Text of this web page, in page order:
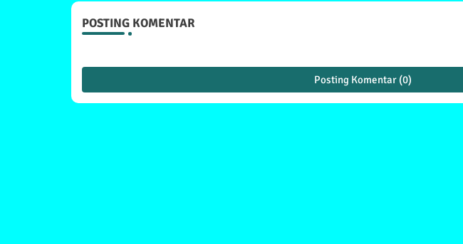
POSTING KOMENTAR
Posting Komentar (0)